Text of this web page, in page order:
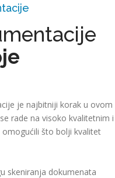
je najbitniji korak u ovom
rade na visoko kvalitetnim i
što bolji kvalitet
skeniranja dokumenata